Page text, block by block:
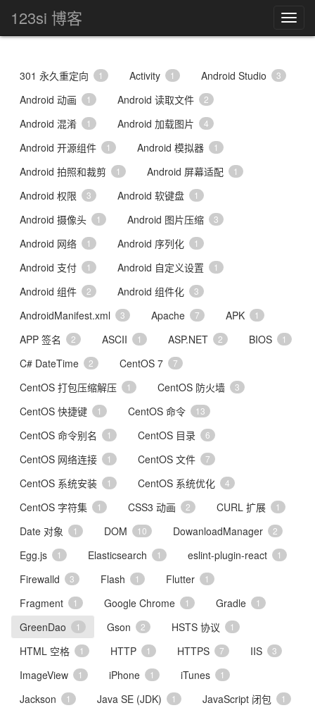
123si 博客
301 永久重定向 1 Activity 1 Android Studio 3
Android 动画 1 Android 读取文件 2
Android 混淆 1 Android 加载图片 4
Android 开源组件 1 Android 模拟器 1
Android 拍照和裁剪 1 Android 屏幕适配 1
Android 权限 3 Android 软键盘 1
Android 摄像头 1 Android 图片压缩 3
Android 网络 1 Android 序列化 1
Android 支付 1 Android 自定义设置 1
Android 组件 2 Android 组件化 3
AndroidManifest.xml 3 Apache 7 APK 1
APP 签名 2 ASCII 1 ASP.NET 2 BIOS 1
C# DateTime 2 CentOS 7 7
CentOS 打包压缩解压 1 CentOS 防火墙 3
CentOS 快捷键 1 CentOS 命令 13
CentOS 命令别名 1 CentOS 目录 6
CentOS 网络连接 1 CentOS 文件 7
CentOS 系统安装 1 CentOS 系统优化 4
CentOS 字符集 1 CSS3 动画 2 CURL 扩展 1
Date 对象 1 DOM 10 DowanloadManager 2
Egg.js 1 Elasticsearch 1 eslint-plugin-react 1
Firewalld 3 Flash 1 Flutter 1
Fragment 1 Google Chrome 1 Gradle 1
GreenDao 1 Gson 2 HSTS 协议 1
HTML 空格 1 HTTP 1 HTTPS 7 IIS 3
ImageView 1 iPhone 1 iTunes 1
Jackson 1 Java SE (JDK) 1 JavaScript 闭包 1